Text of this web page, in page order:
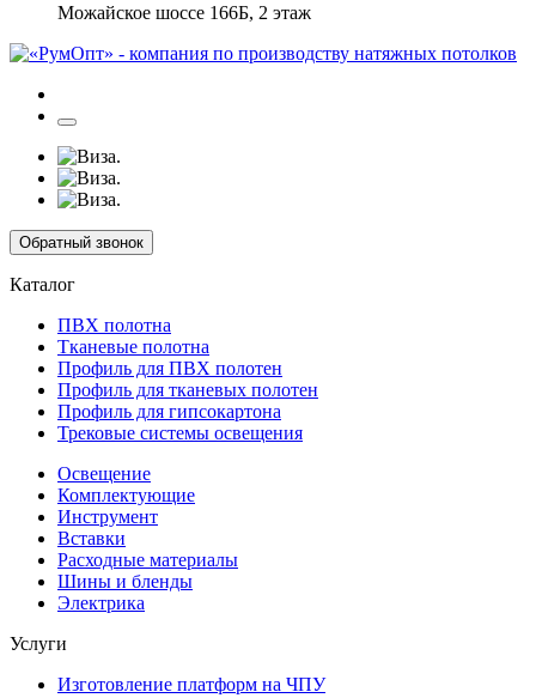
Можайское шоссе 166Б, 2 этаж
Обратный звонок
Каталог
ПВХ полотна
Тканевые полотна
Профиль для ПВХ полотен
Профиль для тканевых полотен
Профиль для гипсокартона
Трековые системы освещения
Освещение
Комплектующие
Инструмент
Вставки
Расходные материалы
Шины и бленды
Электрика
Услуги
Изготовление платформ на ЧПУ